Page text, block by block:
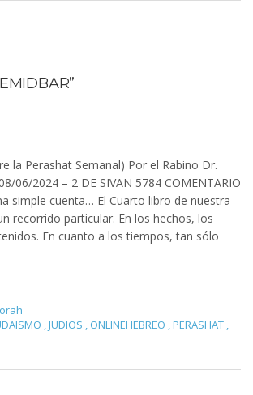
la Perashat Semanal) Por el Rabino Dr.
06/2024 – 2 DE SIVAN 5784 COMENTARIO
simple cuenta… El Cuarto libro de nuestra
recorrido particular. En los hechos, los
En cuanto a los tiempos, tan sólo
,JUDIOS , ONLINEHEBREO ,PERASHAT ,